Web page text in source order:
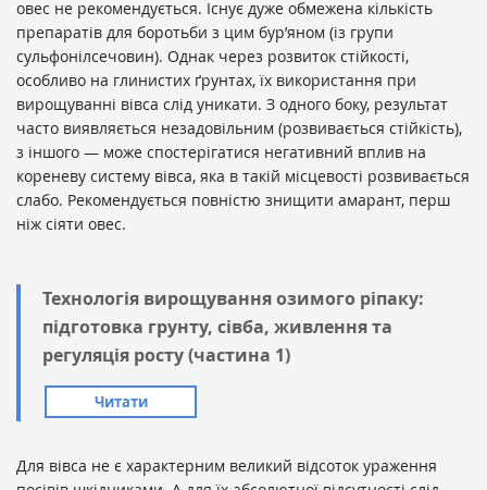
овес не рекомендується. Існує дуже обмежена кількість
препаратів для боротьби з цим бур’яном (із групи
сульфонілсечовин). Однак через розвиток стійкості,
особливо на глинистих ґрунтах, їх використання при
вирощуванні вівса слід уникати. З одного боку, результат
часто виявляється незадовільним (розвивається стійкість),
з іншого — може спостерігатися негативний вплив на
кореневу систему вівса, яка в такій місцевості розвивається
слабо. Рекомендується повністю знищити амарант, перш
ніж сіяти овес.
Технологія вирощування озимого ріпаку:
підготовка грунту, сівба, живлення та
регуляція росту (частина 1)
Читати
Для вівса не є характерним великий відсоток ураження